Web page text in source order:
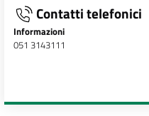
Contatti telefonici
Informazioni
051 3143111